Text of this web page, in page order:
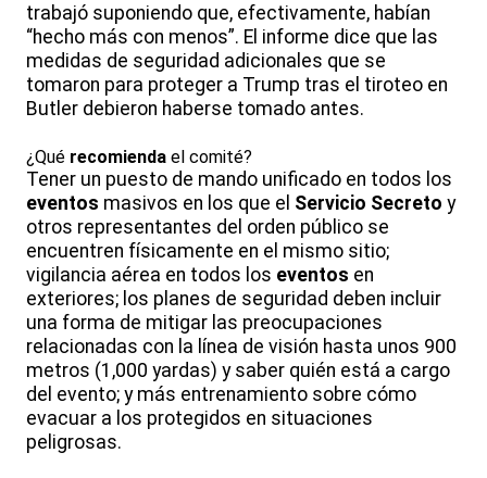
trabajó suponiendo que, efectivamente, habían
“hecho más con menos”. El informe dice que las
medidas de seguridad adicionales que se
tomaron para proteger a Trump tras el tiroteo en
Butler debieron haberse tomado antes.
¿Qué recomienda el comité?
Tener un puesto de mando unificado en todos los
eventos masivos en los que el Servicio Secreto y
otros representantes del orden público se
encuentren físicamente en el mismo sitio;
vigilancia aérea en todos los eventos en
exteriores; los planes de seguridad deben incluir
una forma de mitigar las preocupaciones
relacionadas con la línea de visión hasta unos 900
metros (1,000 yardas) y saber quién está a cargo
del evento; y más entrenamiento sobre cómo
evacuar a los protegidos en situaciones
peligrosas.